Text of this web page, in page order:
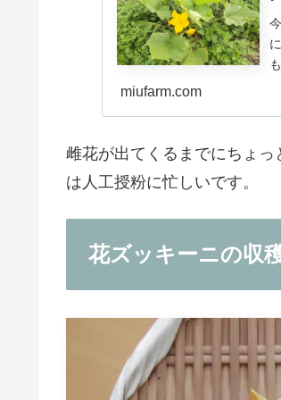
miufarm.com
雌花が出てくるまでにちょ
は人工授粉に忙しいです。
花ズッキーニの収